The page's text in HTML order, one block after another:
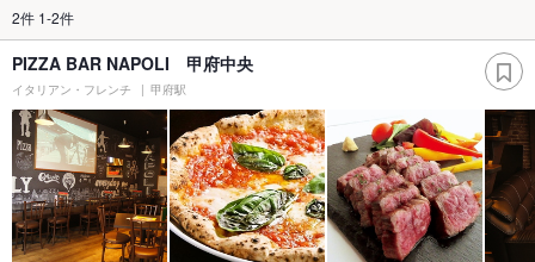
2件 1-2件
PIZZA BAR NAPOLI 甲府中央
イタリアン・フレンチ 甲府駅